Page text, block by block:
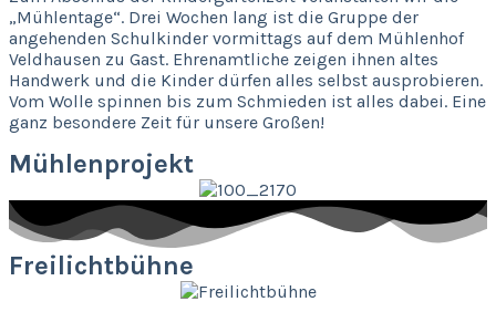
„Mühlentage“. Drei Wochen lang ist die Gruppe der
angehenden Schulkinder vormittags auf dem Mühlenhof
Veldhausen zu Gast. Ehrenamtliche zeigen ihnen altes
Handwerk und die Kinder dürfen alles selbst ausprobieren.
Vom Wolle spinnen bis zum Schmieden ist alles dabei. Eine
ganz besondere Zeit für unsere Großen!
Mühlenprojekt
Freilichtbühne